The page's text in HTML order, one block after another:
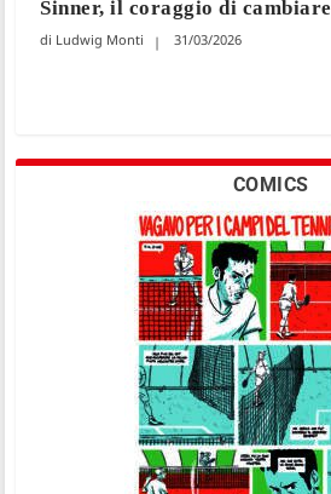
Sinner, il coraggio di cambiare
Ludwig Monti 31/03/2026
COMICS